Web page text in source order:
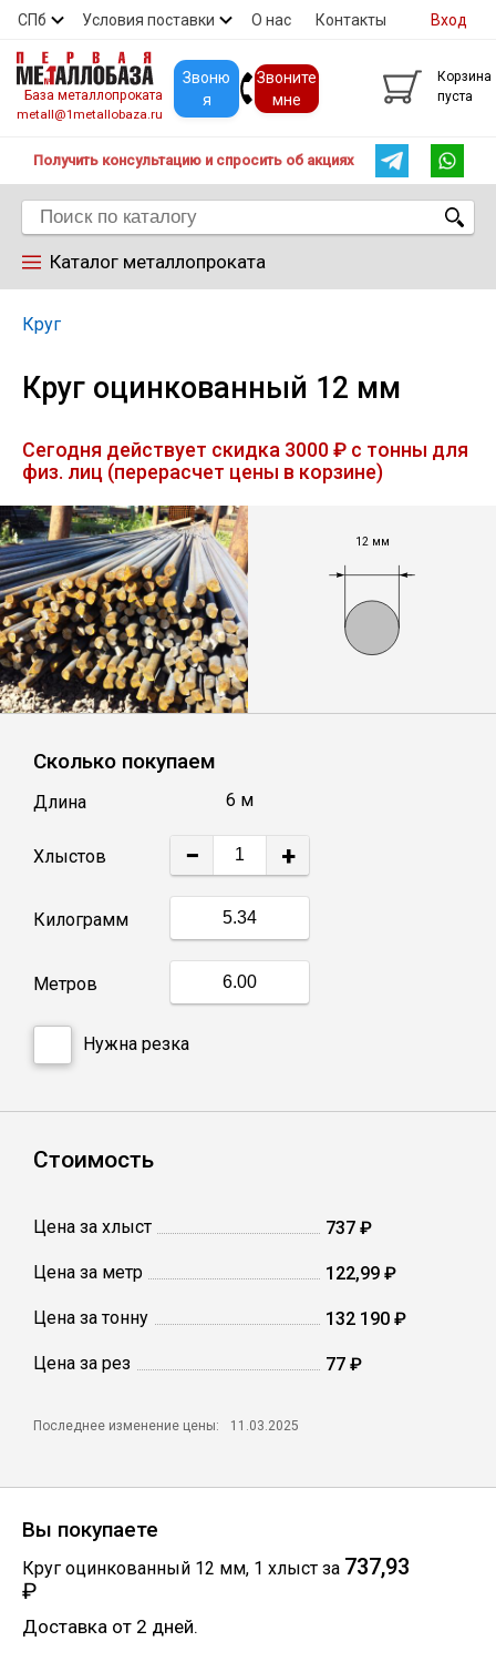
СПб Условия поставки О нас Контакты
Скидки Прайс Покупателям
Вход
База металлопроката
metall@1metallobaza.ru
Звоню
я
Звоните
мне
Корзина
пуста
Получить консультацию и спросить об акциях
Каталог металлопроката
Труба профильная
Труба
Лист
Уголок
Балка
Швеллер
Катанка
Профлист
Винтовые сваи
Сетка кладочная
Круги абразивные
Скобо-гибочные изделия
Круг
Круг оцинкованный 12 мм
Сегодня действует скидка 3000 ₽ с тонны для
физ. лиц (перерасчет цены в корзине)
12 мм
Сколько покупаем
Длина 6 м
Хлыстов − +
Килограмм
Метров
Нужна резка
Стоимость
Цена за хлыст 737 ₽
Цена за метр 122,99 ₽
Цена за тонну 132 190 ₽
Цена за рез 77 ₽
Последнее изменение цены: 11.03.2025
Вы покупаете
Круг оцинкованный 12 мм, 1 хлыст за 737,93
₽
Доставка от 2 дней.